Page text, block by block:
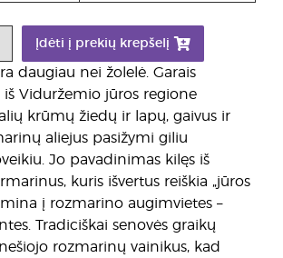
daugiau nei žolelė. Garais
Viduržemio jūros regione
krūmų žiedų ir lapų, gaivus ir
aliejus pasižymi giliu
Jo pavadinimas kilęs iš
kuris išvertus reiškia „jūros
į rozmarino augimvietes –
Tradiciškai senovės graikų
rozmarinų vainikus, kad
Įdėti į prekių krepšelį